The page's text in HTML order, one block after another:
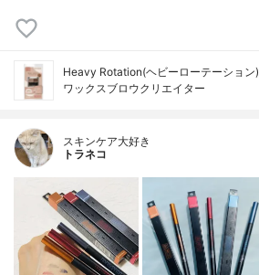
Heavy Rotation(ヘビーローテーション)
ワックスブロウクリエイター
スキンケア大好き
トラネコ